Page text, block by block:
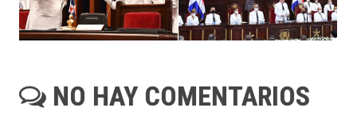
NO HAY COMENTARIOS